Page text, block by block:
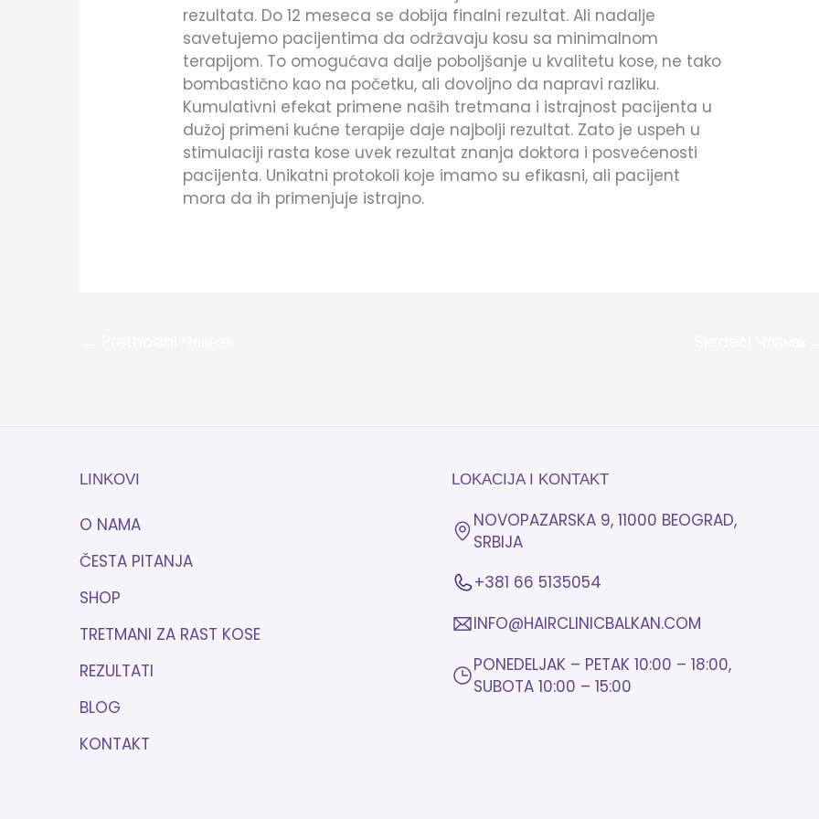
rezultata. Do 12 meseca se dobija finalni rezultat. Ali nadalje
savetujemo pacijentima da održavaju kosu sa minimalnom
terapijom. To omogućava dalje poboljšanje u kvalitetu kose, ne tako
bombastično kao na početku, ali dovoljno da napravi razliku.
Kumulativni efekat primene naših tretmana i istrajnost pacijenta u
dužoj primeni kućne terapije daje najbolji rezultat. Zato je uspeh u
stimulaciji rasta kose uvek rezultat znanja doktora i posvećenosti
pacijenta. Unikatni protokoli koje imamo su efikasni, ali pacijent
mora da ih primenjuje istrajno.
LINKOVI
O NAMA
ČESTA PITANJA
SHOP
TRETMANI ZA RAST KOSE
REZULTATI
BLOG
KONTAKT
LOKACIJA I KONTAKT
NOVOPAZARSKA 9, 11000 BEOGRAD,
SRBIJA
+381 66 5135054
INFO@HAIRCLINICBALKAN.COM
PONEDELJAK – PETAK 10:00 – 18:00,
SUBOTA 10:00 – 15:00